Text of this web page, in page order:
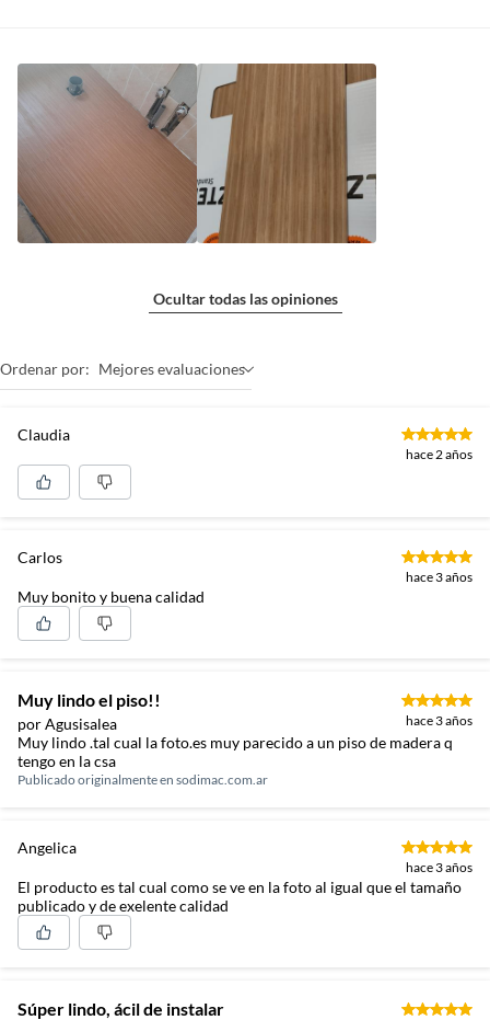
Ocultar todas las opiniones
Ordenar por: Mejores evaluaciones
Claudia
hace 2 años
Carlos
hace 3 años
Muy bonito y buena calidad
Muy lindo el piso!!
por Agusisalea hace 3 años
Muy lindo .tal cual la foto.es muy parecido a un piso de madera q
tengo en la csa
Publicado originalmente en sodimac.com.ar
Angelica
hace 3 años
El producto es tal cual como se ve en la foto al igual que el tamaño
publicado y de exelente calidad
Súper lindo, ácil de instalar